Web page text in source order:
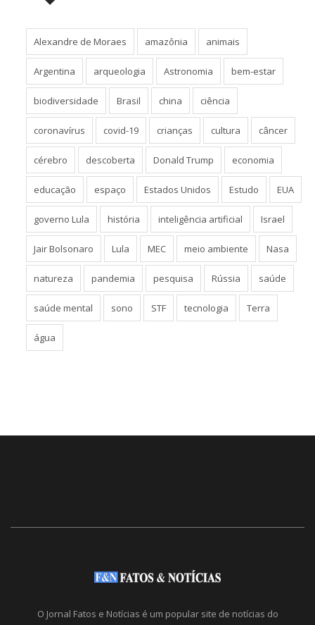
Alexandre de Moraes amazônia animais
Argentina arqueologia Astronomia bem-estar
biodiversidade Brasil china ciência
coronavírus covid-19 crianças cultura câncer
cérebro descoberta Donald Trump economia
educação espaço Estados Unidos Estudo EUA
governo Lula história inteligência artificial Israel
Jair Bolsonaro Lula MEC meio ambiente Nasa
natureza pandemia pesquisa Rússia saúde
saúde mental sono STF tecnologia Terra
água
O Jornal Fatos e Notícias é um popular site de notícias do